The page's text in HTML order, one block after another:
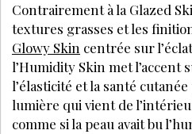
Contrairement à la Glazed
textures grasses et les
Glowy Skin centrée sur
l’Humidity Skin met l’accent
l’élasticité et la santé
lumière qui vient de
comme si la peau avait bu